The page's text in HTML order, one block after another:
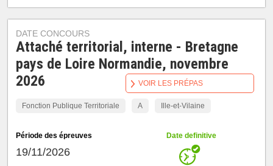
DATE CONCOURS
Attaché territorial, interne - Bretagne
pays de Loire Normandie, novembre
2026
Fonction Publique Territoriale A Ille-et-Vilaine
Période des épreuves
19/11/2026
Date definitive
VOIR LES PRÉPAS